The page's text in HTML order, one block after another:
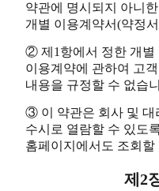
약관에 명시되지 아니
개별 이용계약서(약정
② 제1항에서 정한 개별
이용계약에 관하여 고
내용을 규정할 수 없습
③ 이 약관은 회사 및 대
수시로 열람할 수 있도
홈페이지에서도 조회할
제2